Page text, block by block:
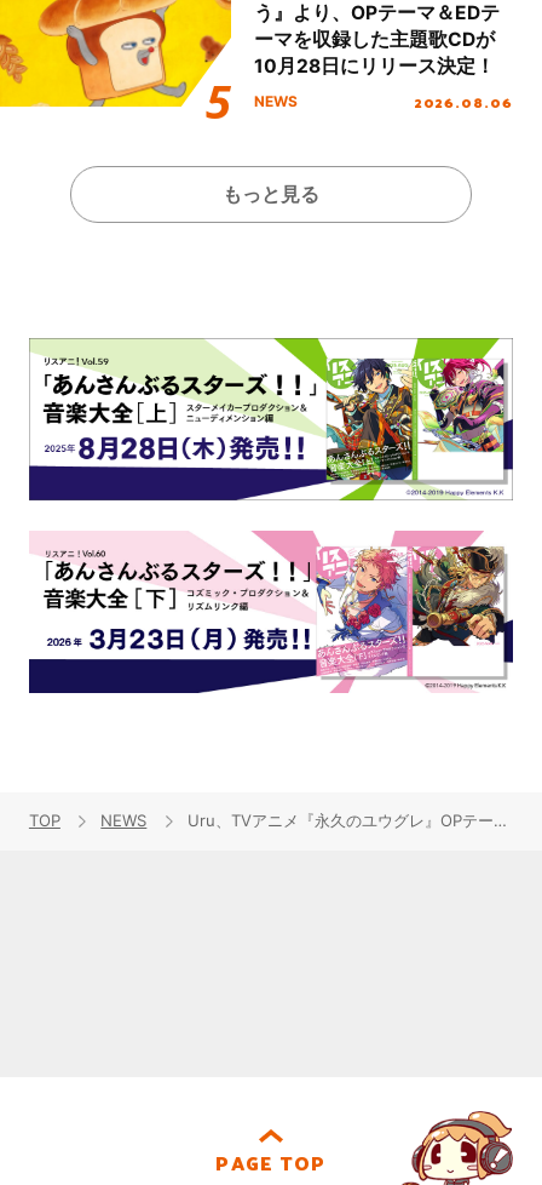
う』より、OPテーマ＆EDテ
ーマを収録した主題歌CDが
10月28日にリリース決定！
NEWS 2026.08.06
もっと見る
TOP NEWS Uru、TVアニメ『永久のユウグレ』OPテーマ「プラットフォーム」CDシングルを11月26日に発売！配信は10月15日よりスタート
PAGE TOP